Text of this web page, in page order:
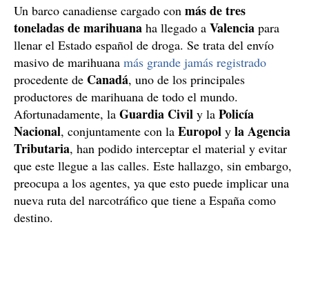
Un barco canadiense cargado con más de tres
toneladas de marihuana ha llegado a Valencia para
llenar el Estado español de droga. Se trata del envío
masivo de marihuana más grande jamás registrado
procedente de Canadá, uno de los principales
productores de marihuana de todo el mundo.
Afortunadamente, la Guardia Civil y la Policía
Nacional, conjuntamente con la Europol y la Agencia
Tributaria, han podido interceptar el material y evitar
que este llegue a las calles. Este hallazgo, sin embargo,
preocupa a los agentes, ya que esto puede implicar una
nueva ruta del narcotráfico que tiene a España como
destino.